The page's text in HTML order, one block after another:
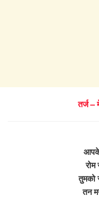
तर्ज –
रोम
तुमको
तन